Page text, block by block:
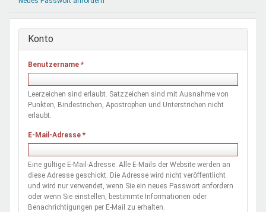
Schule & Beruf
Demokratie & Beteiligung
Konto
Benutzername *
Leerzeichen sind erlaubt. Satzzeichen sind mit Ausnahme von
Punkten, Bindestrichen, Apostrophen und Unterstrichen nicht
erlaubt.
E-Mail-Adresse *
Eine gültige E-Mail-Adresse. Alle E-Mails der Website werden an
diese Adresse geschickt. Die Adresse wird nicht veröffentlicht
und wird nur verwendet, wenn Sie ein neues Passwort anfordern
oder wenn Sie einstellen, bestimmte Informationen oder
Benachrichtigungen per E-Mail zu erhalten.